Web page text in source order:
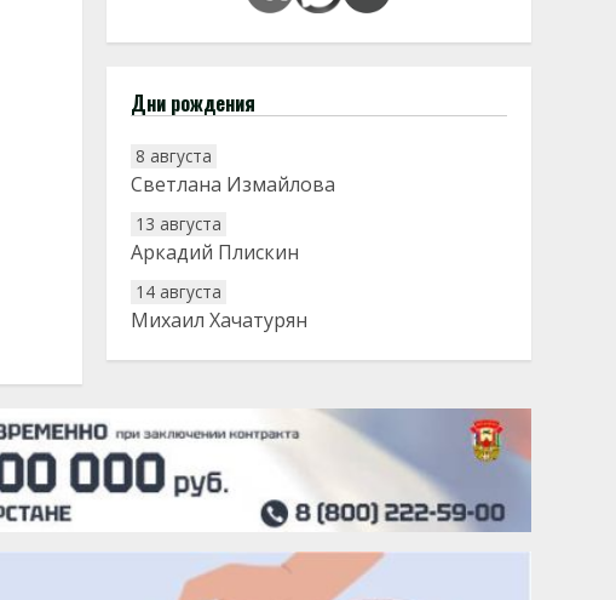
Дни рождения
8 августа
Светлана Измайлова
13 августа
Аркадий Плискин
14 августа
Михаил Хачатурян
20 августа
22 августа
Евгений Ефимов
25 августа
Сэсэгма Бубеева
28 августа
Чингиз Мустафаев